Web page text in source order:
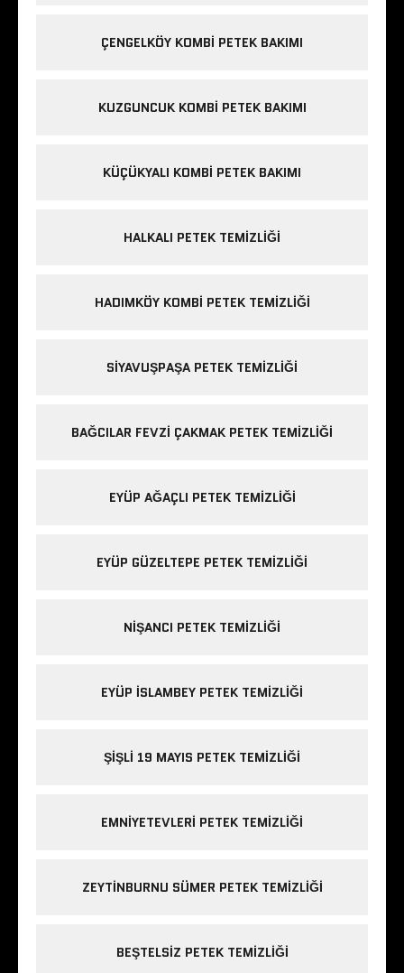
ÇENGELKÖY KOMBI PETEK BAKIMI
KUZGUNCUK KOMBI PETEK BAKIMI
KÜÇÜKYALI KOMBI PETEK BAKIMI
HALKALI PETEK TEMIZLIĞI
HADIMKÖY KOMBI PETEK TEMIZLIĞI
SIYAVUŞPAŞA PETEK TEMIZLIĞI
BAĞCILAR FEVZI ÇAKMAK PETEK TEMIZLIĞI
EYÜP AĞAÇLI PETEK TEMIZLIĞI
EYÜP GÜZELTEPE PETEK TEMIZLIĞI
NIŞANCI PETEK TEMIZLIĞI
EYÜP ISLAMBEY PETEK TEMIZLIĞI
ŞIŞLI 19 MAYIS PETEK TEMIZLIĞI
EMNIYETEVLERI PETEK TEMIZLIĞI
ZEYTINBURNU SÜMER PETEK TEMIZLIĞI
BEŞTELSIZ PETEK TEMIZLIĞI